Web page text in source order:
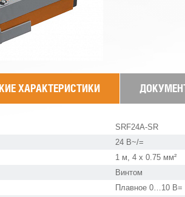
ХАРАКТЕРИСТИКИ
SRF24A-SR
24 В~/=
1 м, 4 x 0.75 мм²
Винтом
Плавное 0…10 В=